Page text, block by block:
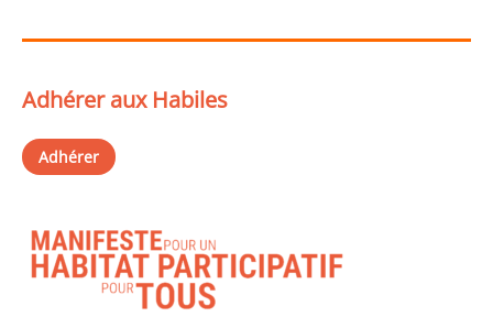
Adhérer aux Habiles
Adhérer